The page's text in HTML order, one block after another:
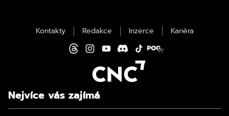
Nejvíce vás zajímá
Kontakty Redakce Inzerce Kariéra